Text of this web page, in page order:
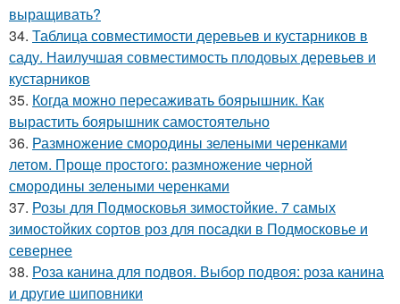
выращивать?
34. Таблица совместимости деревьев и кустарников в
саду. Наилучшая совместимость плодовых деревьев и
кустарников
35. Когда можно пересаживать боярышник. Как
вырастить боярышник самостоятельно
36. Размножение смородины зелеными черенками
летом. Проще простого: размножение черной
смородины зелеными черенками
37. Розы для Подмосковья зимостойкие. 7 самых
зимостойких сортов роз для посадки в Подмосковье и
севернее
38. Роза канина для подвоя. Выбор подвоя: роза канина
и другие шиповники